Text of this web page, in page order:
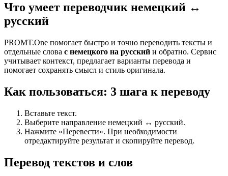
Что умеет переводчик немецкий ↔
русский
PROMT.One помогает быстро и точно переводить тексты и
отдельные слова с немецкого на русский и обратно. Сервис
учитывает контекст, предлагает варианты перевода и
помогает сохранять смысл и стиль оригинала.
Как пользоваться: 3 шага к переводу
Вставьте текст.
Выберите направление немецкий ↔ русский.
Нажмите «Перевести». При необходимости
отредактируйте результат и скопируйте перевод.
Перевод текстов и слов